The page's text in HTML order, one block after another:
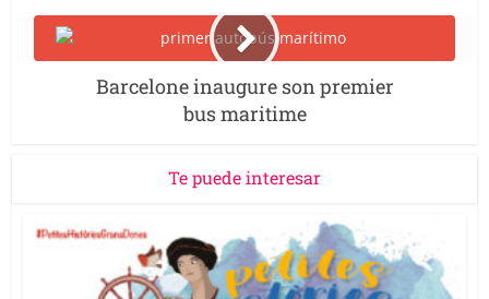
Barcelone inaugure son premier
bus maritime
Te puede interesar